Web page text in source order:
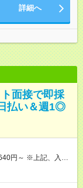
詳細へ
面接で即採
払い＆週1◎
円～ ※上記、入社
終了から100日以内